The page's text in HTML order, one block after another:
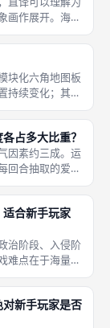
画作展开。海外
均统一使用
外原版、
块化六角地图板
持续变化；其次
的卡牌组合不一
游玩，依旧能
占多大比重？
因素约三成。运
回合抽取的爱丽
但无法直接保证
、资源代币弥
适合新手玩家
治阶段、入侵阶
难点在于海量爱
奖励减半等细分
性全部记住。
对新手玩家是否